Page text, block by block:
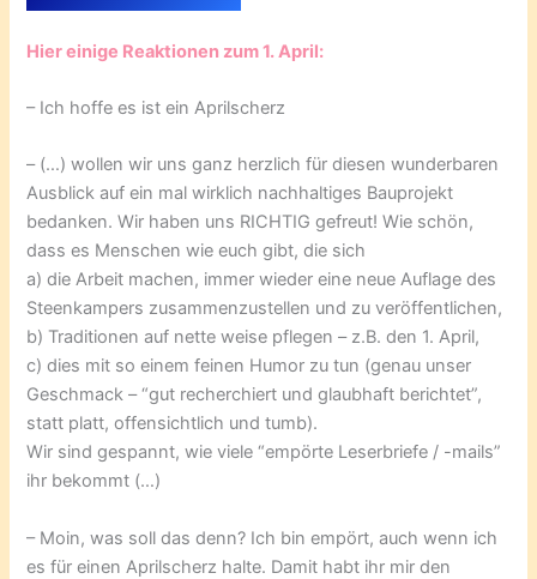
Hier einige Reaktionen zum 1. April:
– Ich hoffe es ist ein Aprilscherz
– (…) wollen wir uns ganz herzlich für diesen wunderbaren
Ausblick auf ein mal wirklich nachhaltiges Bauprojekt
bedanken. Wir haben uns RICHTIG gefreut! Wie schön,
dass es Menschen wie euch gibt, die sich
a) die Arbeit machen, immer wieder eine neue Auflage des
Steenkampers zusammenzustellen und zu veröffentlichen,
b) Traditionen auf nette weise pflegen – z.B. den 1. April,
c) dies mit so einem feinen Humor zu tun (genau unser
Geschmack – “gut recherchiert und glaubhaft berichtet”,
statt platt, offensichtlich und tumb).
Wir sind gespannt, wie viele “empörte Leserbriefe / -mails”
ihr bekommt (…)
– Moin, was soll das denn? Ich bin empört, auch wenn ich
es für einen Aprilscherz halte. Damit habt ihr mir den